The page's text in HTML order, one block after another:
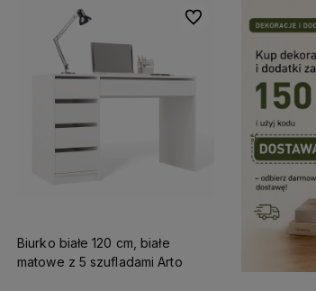
Biurko białe 120 cm, białe
matowe z 5 szufladami Arto
Do ulubionych